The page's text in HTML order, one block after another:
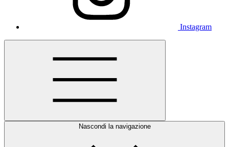
Instagram
Nascondi la navigazione